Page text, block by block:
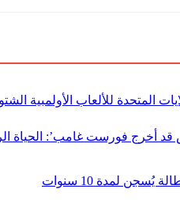
المتحدة للألعاب الأولمبية
أخرج فورست غامب’: الحياة
لمدة 10 سنوات